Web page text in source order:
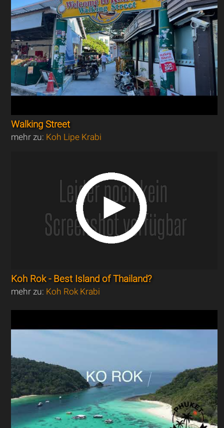
Walking Street
mehr zu: Koh Lipe Krabi
Koh Rok - Best Island of Thailand?
mehr zu: Koh Rok Krabi